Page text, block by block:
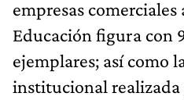
empresas
Educación figura con
ejemplares; así como
institucional